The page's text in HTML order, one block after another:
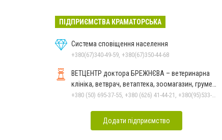
ПІДПРИЄМСТВА КРАМАТОРСЬКА
Система сповіщення населення
+380(67)340-49-59, +380(67)350-44-68
ВЕТЦЕНТР доктора БРЕЖНЄВА – ветеринарна
клініка, ветврач, ветаптека, зоомагазин, грумер,
стрижки.
+380 (50) 695-37-55, +380 (626) 41-44-21, +380(95)533-90-03
Додати підприємство